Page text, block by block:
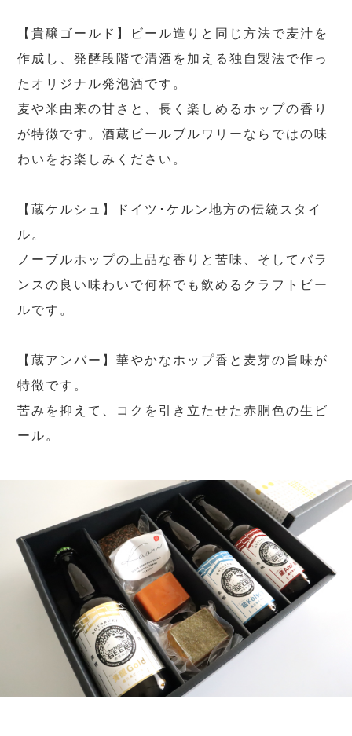
【貴醸ゴールド】ビール造りと同じ方法で麦汁を
作成し、発酵段階で清酒を加える独自製法で作っ
たオリジナル発泡酒です。
麦や米由来の甘さと、長く楽しめるホップの香り
が特徴です。酒蔵ビールブルワリーならではの味
わいをお楽しみください。
【蔵ケルシュ】ドイツ･ケルン地方の伝統スタイ
ル。
ノーブルホップの上品な香りと苦味、そしてバラ
ンスの良い味わいで何杯でも飲めるクラフトビー
ルです。
【蔵アンバー】華やかなホップ香と麦芽の旨味が
特徴です。
苦みを抑えて、コクを引き立たせた赤胴色の生ビ
ール。